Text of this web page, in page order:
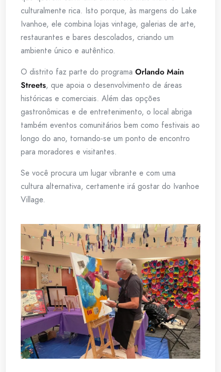
culturalmente rica. Isto porque, às margens do Lake
Ivanhoe, ele combina lojas vintage, galerias de arte,
restaurantes e bares descolados, criando um
ambiente único e autêntico.
O distrito faz parte do programa Orlando Main
Streets, que apoia o desenvolvimento de áreas
históricas e comerciais. Além das opções
gastronômicas e de entretenimento, o local abriga
também eventos comunitários bem como festivais ao
longo do ano, tornando-se um ponto de encontro
para moradores e visitantes.
Se você procura um lugar vibrante e com uma
cultura alternativa, certamente irá gostar do Ivanhoe
Village.